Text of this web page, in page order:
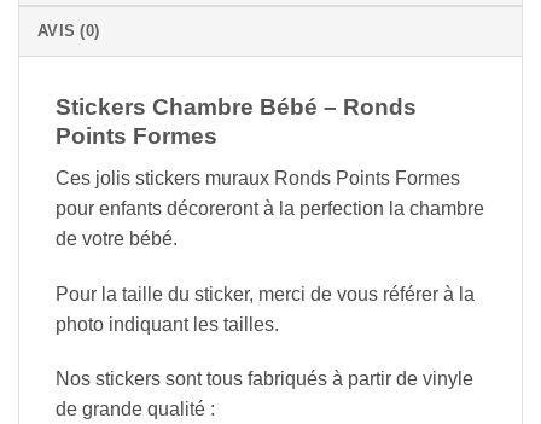
AVIS (0)
Stickers Chambre Bébé – Ronds
Points Formes
Ces jolis stickers muraux Ronds Points Formes
pour enfants décoreront à la perfection la chambre
de votre bébé.
Pour la taille du sticker, merci de vous référer à la
photo indiquant les tailles.
Nos stickers sont tous fabriqués à partir de vinyle
de grande qualité :